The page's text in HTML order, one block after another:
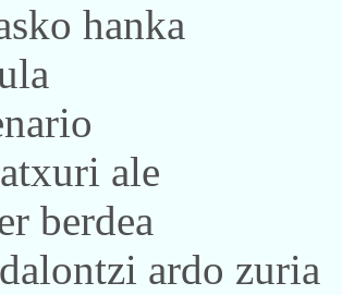
hanka
ale
berdea
ardo zuria